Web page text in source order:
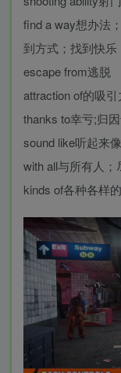
find a way想办法
到方式；找到快乐
escape from逃脱
attraction of的吸
thanks to幸亏;归
sound like听起来像
with all与所有人；
kinds of各种各样